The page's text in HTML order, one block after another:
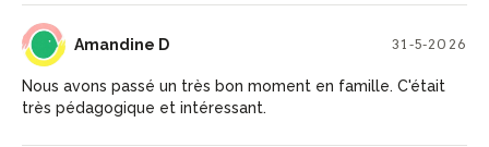
AD Amandine D 31-5-2026
Nous avons passé un très bon moment en famille. C'était
très pédagogique et intéressant.